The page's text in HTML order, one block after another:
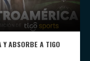
Y ABSORBE A TIGO